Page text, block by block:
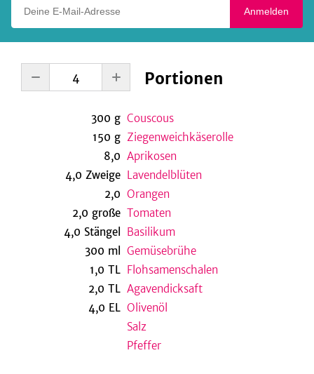
Anmelden
Portionen
300 g Couscous
150 g Ziegenweichkäserolle
8,0 Aprikosen
4,0 Zweige Lavendelblüten
2,0 Orangen
2,0 große Tomaten
4,0 Stängel
Basilikum
300 ml
Gemüsebrühe
1,0 TL Flohsamenschalen
2,0 TL Agavendicksaft
4,0 EL Olivenöl
Salz
Pfeffer